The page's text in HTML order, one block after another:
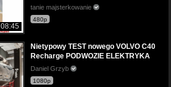
08:45
tanie majsterkowanie
480p
Nietypowy TEST nowego VOLVO C40
Recharge PODWOZIE ELEKTRYKA
Daniel Grzyb
1080p